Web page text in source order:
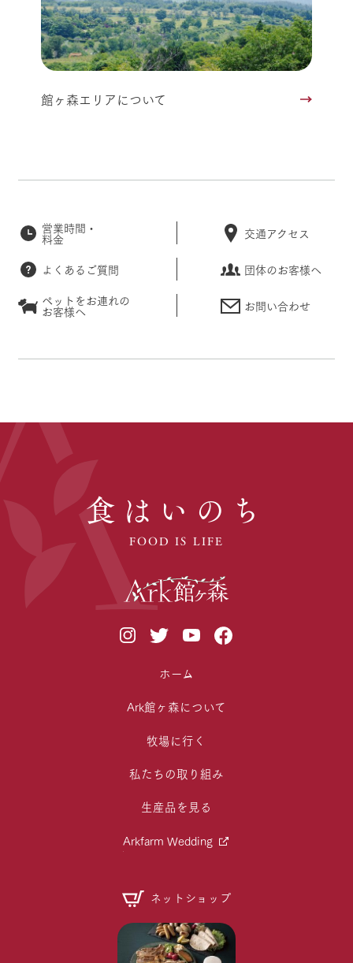
館ヶ森エリアについて
営業時間・
料金 交通アクセス
よくあるご質問
団体のお客様へ
ペットをお連れの
お客様へ お問い合わせ
食はいのち
FOOD IS LIFE
ホーム
Ark館ヶ森について
牧場に行く
私たちの取り組み
生産品を見る
Arkfarm Wedding
ネットショップ